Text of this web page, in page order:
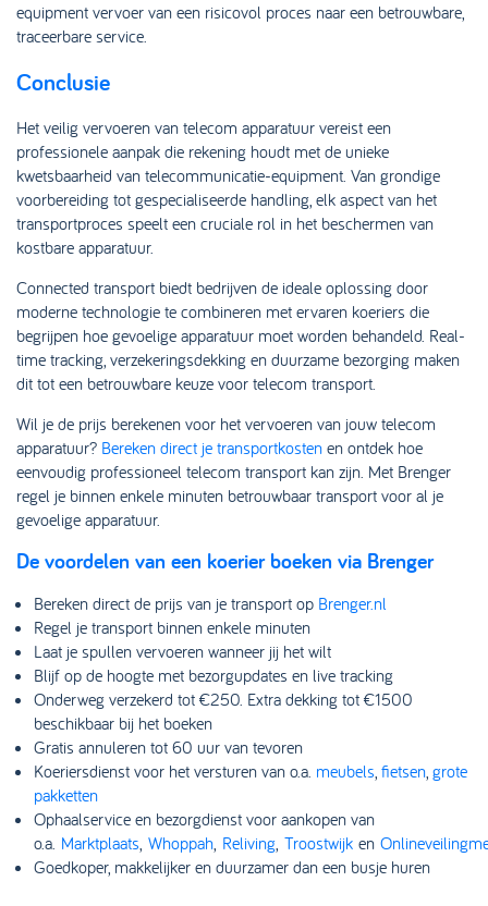
equipment vervoer van een risicovol proces naar een betrouwbare,
traceerbare service.
Conclusie
Het veilig vervoeren van telecom apparatuur vereist een
professionele aanpak die rekening houdt met de unieke
kwetsbaarheid van telecommunicatie-equipment. Van grondige
voorbereiding tot gespecialiseerde handling, elk aspect van het
transportproces speelt een cruciale rol in het beschermen van
kostbare apparatuur.
Connected transport biedt bedrijven de ideale oplossing door
moderne technologie te combineren met ervaren koeriers die
begrijpen hoe gevoelige apparatuur moet worden behandeld. Real-
time tracking, verzekeringsdekking en duurzame bezorging maken
dit tot een betrouwbare keuze voor telecom transport.
Wil je de prijs berekenen voor het vervoeren van jouw telecom
apparatuur? Bereken direct je transportkosten en ontdek hoe
eenvoudig professioneel telecom transport kan zijn. Met Brenger
regel je binnen enkele minuten betrouwbaar transport voor al je
gevoelige apparatuur.
De voordelen van een koerier boeken via Brenger
Bereken direct de prijs van je transport op Brenger.nl
Regel je transport binnen enkele minuten
Laat je spullen vervoeren wanneer jij het wilt
Blijf op de hoogte met bezorgupdates en live tracking
Onderweg verzekerd tot €250. Extra dekking tot €1500
beschikbaar bij het boeken
Gratis annuleren tot 60 uur van tevoren
Koeriersdienst voor het versturen van o.a. meubels, fietsen, grote
pakketten
Ophaalservice en bezorgdienst voor aankopen van
o.a. Marktplaats, Whoppah, Reliving, Troostwijk en
Goedkoper, makkelijker en duurzamer dan een busje huren